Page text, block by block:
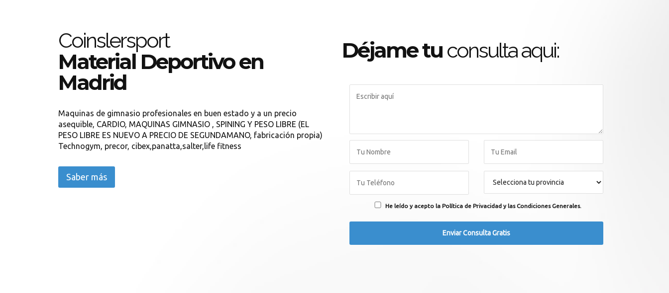
Coinslersport
Material Deportivo en
Madrid
Maquinas de gimnasio profesionales en buen estado y a un precio
asequible, CARDIO, MAQUINAS GIMNASIO , SPINING Y PESO LIBRE (EL
PESO LIBRE ES NUEVO A PRECIO DE SEGUNDAMANO, fabricación propia)
Technogym, precor, cibex,panatta,salter,life fitness
Saber más
Déjame tu consulta aqui:
He leído y acepto la Política de Privacidad y las Condiciones Generales.